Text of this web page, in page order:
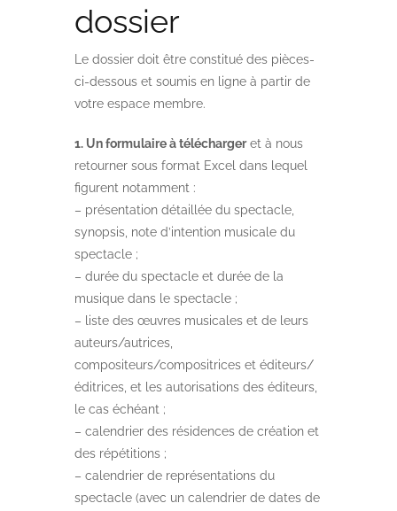
dossier
Le dossier doit être constitué des pièces-
ci-dessous et soumis en ligne à partir de
votre espace membre.
1. Un formulaire à téléchargeret à nous
retourner sous format Excel dans lequel
figurent notamment :
– présentation détaillée du spectacle,
synopsis, note d’intention musicale du
spectacle ;
– durée du spectacle et durée de la
musique dans le spectacle ;
– liste des œuvres musicales et de leurs
auteurs/autrices,
compositeurs/compositrices et éditeurs/
éditrices, et les autorisations des éditeurs,
le cas échéant ;
– calendrier des résidences de création et
des répétitions ;
– calendrier de représentations du
spectacle (avec un calendrier de dates de